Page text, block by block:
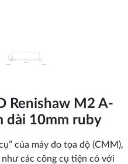
Renishaw M2 A-
dài 10mm ruby
của máy đo tọa độ (CMM),
các công cụ tiện có với